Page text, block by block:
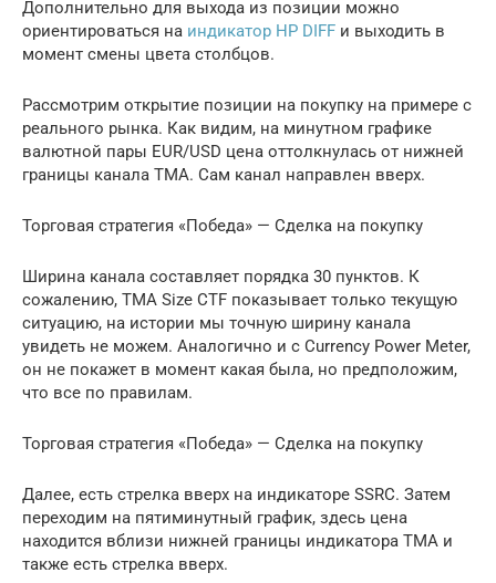
Дополнительно для выхода из позиции можно
ориентироваться на индикатор HP DIFF и выходить в
момент смены цвета столбцов.
Рассмотрим открытие позиции на покупку на примере с
реального рынка. Как видим, на минутном графике
валютной пары EUR/USD цена оттолкнулась от нижней
границы канала TMA. Сам канал направлен вверх.
Торговая стратегия «Победа» — Сделка на покупку
Ширина канала составляет порядка 30 пунктов. К
сожалению, TMA Size CTF показывает только текущую
ситуацию, на истории мы точную ширину канала
увидеть не можем. Аналогично и с Currency Power Meter,
он не покажет в момент какая была, но предположим,
что все по правилам.
Торговая стратегия «Победа» — Сделка на покупку
Далее, есть стрелка вверх на индикаторе SSRC. Затем
переходим на пятиминутный график, здесь цена
находится вблизи нижней границы индикатора TMA и
также есть стрелка вверх.